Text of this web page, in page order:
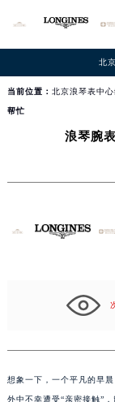
北
当前位置： 北京浪琴表中
帮忙
浪琴腕
想象一下，一个平凡的早
外中不幸遭受“亲密接触”